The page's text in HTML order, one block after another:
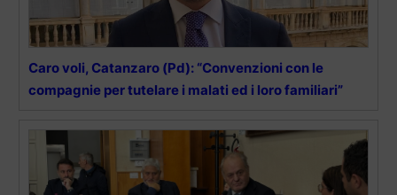
Caro voli, Catanzaro (Pd): “Convenzioni con le
compagnie per tutelare i malati ed i loro familiari”